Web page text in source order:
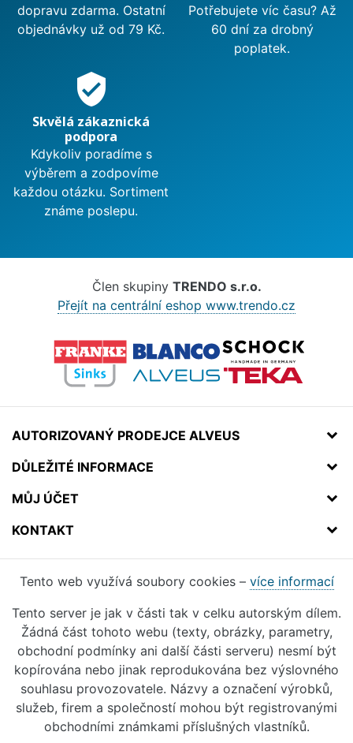
dopravu zdarma. Ostatní
objednávky už od 79 Kč.
Potřebujete víc času? Až
60 dní za drobný
poplatek.
verified_user
Skvělá zákaznická
podpora
Kdykoliv poradíme s
výběrem a zodpovíme
každou otázku. Sortiment
známe poslepu.
Člen skupiny TRENDO s.r.o.
Přejít na centrální eshop www.trendo.cz
AUTORIZOVANÝ PRODEJCE ALVEUS
DŮLEŽITÉ INFORMACE
MŮJ ÚČET
KONTAKT
Tento web využívá soubory cookies – více informací
Tento server je jak v části tak v celku autorským dílem.
Žádná část tohoto webu (texty, obrázky, parametry,
obchodní podmínky ani další části serveru) nesmí být
kopírována nebo jinak reprodukována bez výslovného
souhlasu provozovatele. Názvy a označení výrobků,
služeb, firem a společností mohou být registrovanými
obchodními známkami příslušných vlastníků.